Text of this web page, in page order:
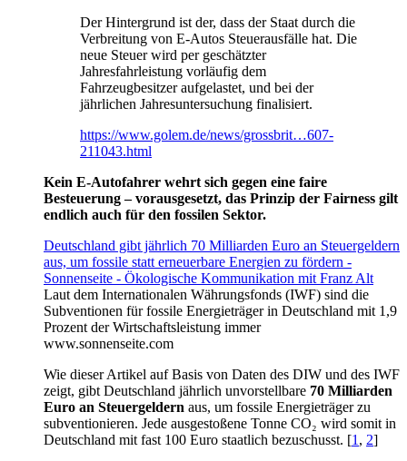
Der Hintergrund ist der, dass der Staat durch die
Verbreitung von E-Autos Steuerausfälle hat. Die
neue Steuer wird per geschätzter
Jahresfahrleistung vorläufig dem
Fahrzeugbesitzer aufgelastet, und bei der
jährlichen Jahresuntersuchung finalisiert.
https://www.golem.de/news/grossbrit…607-
211043.html
Kein E-Autofahrer wehrt sich gegen eine faire
Besteuerung – vorausgesetzt, das Prinzip der Fairness gilt
endlich auch für den fossilen Sektor.
Deutschland gibt jährlich 70 Milliarden Euro an Steuergeldern
aus, um fossile statt erneuerbare Energien zu fördern -
Sonnenseite - Ökologische Kommunikation mit Franz Alt
Laut dem Internationalen Währungsfonds (IWF) sind die
Subventionen für fossile Energieträger in Deutschland mit 1,9
Prozent der Wirtschaftsleistung immer
www.sonnenseite.com
Wie dieser Artikel auf Basis von Daten des DIW und des IWF
zeigt, gibt Deutschland jährlich unvorstellbare 70 Milliarden
Euro an Steuergeldern aus, um fossile Energieträger zu
subventionieren. Jede ausgestoßene Tonne CO₂ wird somit in
Deutschland mit fast 100 Euro staatlich bezuschusst. [1 , 2]